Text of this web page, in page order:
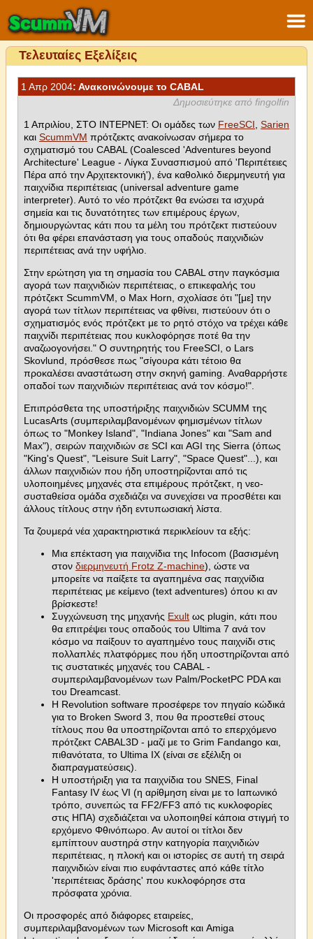
Τελευταίες Εξελίξεις
1 Απρ 2004: Ανακοινώνουμε το CABAL
Δημοσιεύτηκε από fingolfin
1 Απριλίου, ΣΤΟ ΙΝΤΕΡΝΕΤ: Οι ομάδες των FreeSCI Sarien
και ScummVM πρότζεκτς ανακοίνωσαν σήμερα το
σχηματισμό του CABAL (Coalesced 'Adventures beyond
Architecture' League - Λίγκα Συνασπισμού από 'Περιπέτειες
Πέρα από την Αρχιτεκτονική'), ένα καθολικό διερμηνευτή για
παιχνίδια περιπέτειας (universal adventure game
interpreter). Αυτό το νέο πρότζεκτ θα ενώσει τα ισχυρά
σημεία και τις δυνατότητες των επιμέρους έργων,
δημιουργώντας κάτι που τα μέλη του πρότζεκτ πιστεύουν
ότι θα φέρει επανάσταση για τους οπαδούς παιχνιδιών
περιπέτειας ανά την υφήλιο.
Στην ερώτηση για τη σημασία του CABAL στην παγκόσμια
αγορά των παιχνιδιών περιπέτειας, ο επικεφαλής του
πρότζεκτ ScummVM, ο Max Horn, σχολίασε ότι "[με] την
αγορά των τίτλων περιπέτειας να φθίνει, πιστεύουν ότι ο
σχηματισμός ενός πρότζεκτ με το ρητό στόχο να τρέχει κάθε
παιχνίδι περιπέτειας που κυκλοφόρησε ποτέ θα την
αναζωογονήσει." Ο συντηρητής του FreeSCI, ο Lars
Skovlund, πρόσθεσε πως "σίγουρα κάτι τέτοιο θα
προκαλέσει αναστάτωση στην σκηνή gaming. Αναθαρρήστε
οπαδοί των παιχνιδιών περιπέτειας ανά τον κόσμο!".
Επιπρόσθετα της υποστήριξης παιχνιδιών SCUMM της
LucasArts (συμπεριλαμβανομένων φημισμένων τίτλων
όπως το "Monkey Island", "Indiana Jones" και "Sam and
Max"), σειρών παιχνιδιών σε SCI και AGI της Sierra (όπως
"King's Quest", "Leisure Suit Larry", "Space Quest"...), και
άλλων παιχνιδιών που ήδη υποστηρίζονται από τις
υλοποιημένες μηχανές στα επιμέρους πρότζεκτ, η νεο-
συσταθείσα ομάδα σχεδιάζει να συνεχίσει να προσθέτει και
άλλους τίτλους στην ήδη εντυπωσιακή λίστα.
Τα ζουμερά νέα χαρακτηριστικά περικλείουν τα εξής:
Μια επέκταση για παιχνίδια της Infocom (βασισμένη
στον διερμηνευτή Frotz Z-machine), ώστε να
μπορείτε να παίξετε τα αγαπημένα σας παιχνίδια
περιπέτειας με κείμενο (text adventures) όπου κι αν
βρίσκεστε!
Συγχώνευση της μηχανής Exult ως plugin, κάτι που
θα επιτρέψει τους οπαδούς του Ultima 7 ανά τον
κόσμο να παίξουν το αγαπημένο τους παιχνίδι στις
πολλαπλές πλατφόρμες που ήδη υποστηρίζονται από
τις συστατικές μηχανές του CABAL -
συμπεριλαμβανομένων των Palm/PocketPC PDA και
του Dreamcast.
Η Revolution software προσέφερε τον πηγαίο κώδικά
για το Broken Sword 3, που θα προστεθεί στους
τίτλους που θα υποστηρίζονται από το επερχόμενο
πρότζεκτ CABAL3D - μαζί με το Grim Fandango και,
πιθανότατα, το Ultima IX (είναι σε εξέλιξη οι
διαπραγματεύσεις).
Η υποστήριξη για τα παιχνίδια του SNES, Final
Fantasy IV έως VI (η αρίθμηση είναι με το Ιαπωνικό
τρόπο, συνεπώς τα FF2/FF3 από τις κυκλοφορίες
στις ΗΠΑ) σχεδιάζεται να υλοποιηθεί κάποια στιγμή το
ερχόμενο Φθινόπωρο. Αν αυτοί οι τίτλοι δεν
εμπίπτουν αυστηρά στην κατηγορία παιχνιδιών
περιπέτειας, η πλοκή και οι ιστορίες σε αυτή τη σειρά
παιχνιδιών είναι πιο ευφάνταστες από κάθε τίτλο
'περιπέτειας δράσης' που κυκλοφόρησε στα
πρόσφατα χρόνια.
Οι προσφορές από διάφορες εταιρείες,
συμπεριλαμβανομένων των Microsoft και Amiga